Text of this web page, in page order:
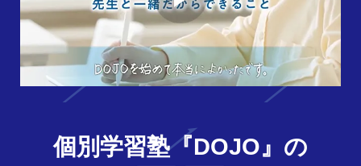
個別学習塾『DOJO』の